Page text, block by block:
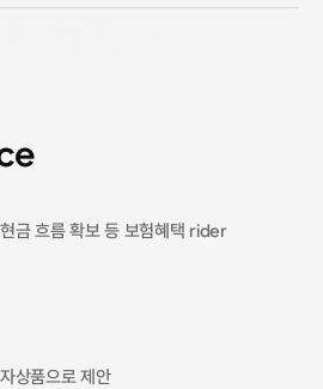
장기 플랜을 설계합니다.
금 흐름 확보 등 보험혜택 rider
상품으로 제안